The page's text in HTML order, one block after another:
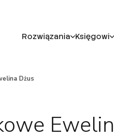
Rozwiązania Księgowi
Dżus